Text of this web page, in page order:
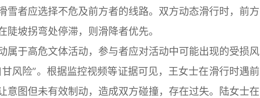
雪者应选择不危及前方者的线路。双方动态滑行时，前方
陡坡拐弯处停滞，则滑降者优先。
于高危文体活动，参与者应对活动中可能出现的受损风
风险”。根据监控视频等证据可见，王女士在滑行时遇前
意图但未有效制动，造成双方碰撞，存在过失。陆女士在